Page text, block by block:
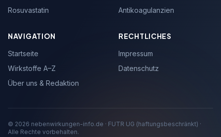
Rosuvastatin
Antikoagulanzien
NAVIGATION
Startseite
Wirkstoffe A–Z
Über uns & Redaktion
RECHTLICHES
Impressum
Datenschutz
© 2026 nebenwirkungen-info.de · FUTR UG (haftungsbeschränkt) ·
Alle Rechte vorbehalten.